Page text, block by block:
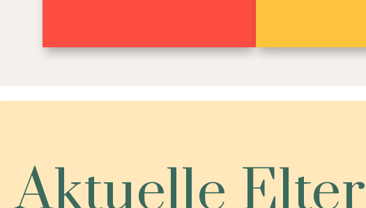
Aktuelle